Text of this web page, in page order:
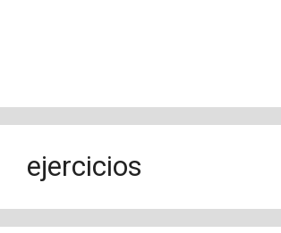
ejercicios